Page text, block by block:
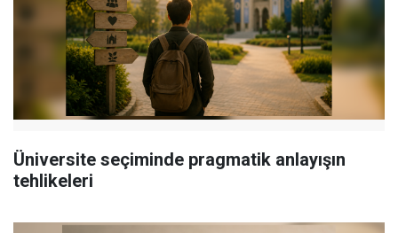
Üniversite seçiminde pragmatik anlayışın
tehlikeleri